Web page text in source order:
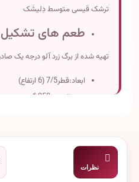
ترشک قیسی متوسط دِلیشَک
طعم های
تهیه شده از برگ زرد آلو درجه یک
ابعاد:قطر7/5 (6 ارتفاع)
وزن تقریبی:250 گرم
نظرات